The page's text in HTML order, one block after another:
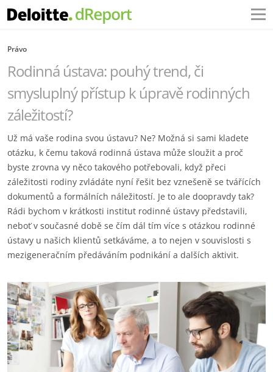
Právo
Rodinná ústava: pouhý trend, či
smysluplný přístup k úpravě rodinných
záležitostí?
Už má vaše rodina svou ústavu? Ne? Možná si sami kladete
otázku, k čemu taková rodinná ústava může sloužit a proč
byste zrovna vy něco takového potřebovali, když přeci
záležitosti rodiny zvládáte nyní řešit bez vznešeně se tvářících
dokumentů a formálních náležitostí. Je to ale doopravdy tak?
Rádi bychom v krátkosti institut rodinné ústavy představili,
neboť v současné době se čím dál tím více s otázkou rodinné
ústavy u našich klientů setkáváme, a to nejen v souvislosti s
mezigeneračním předáváním podnikání a dalších aktivit.